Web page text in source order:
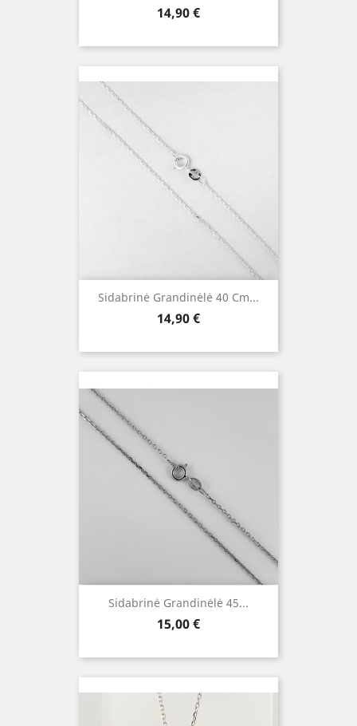
Kaina
14,90 €
Sidabrinė Grandinėlė 40 Cm...
Kaina
14,90 €
Sidabrinė Grandinėlė 45...
Kaina
15,00 €